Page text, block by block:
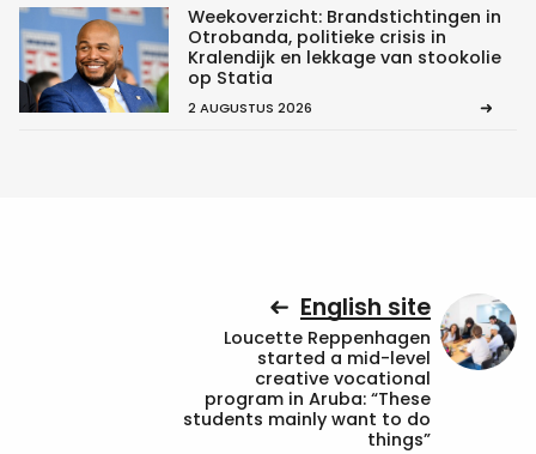
Weekoverzicht: Brandstichtingen in
Otrobanda, politieke crisis in
Kralendijk en lekkage van stookolie
op Statia
2 AUGUSTUS 2026
English site
Loucette Reppenhagen
started a mid-level
creative vocational
program in Aruba: “These
students mainly want to do
things”